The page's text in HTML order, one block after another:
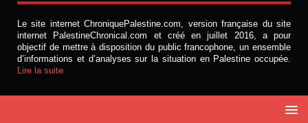
Le site internet ChroniquePalestine.com, version française du site
internet PalestineChronical.com et créé en juillet 2016, a pour
objectif de mettre à disposition du public francophone, un ensemble
d’informations et d’analyses sur la situation en Palestine occupée.
Lire la suite